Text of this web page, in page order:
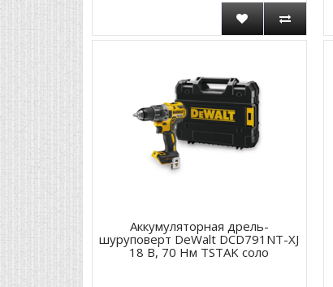
Аккумуляторная дрель-
шуруповерт DeWalt DCD791NT-XJ
18 В, 70 Нм TSTAK соло